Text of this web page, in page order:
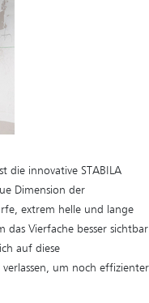
die innovative STABILA
Dimension der
extrem helle und lange
das Vierfache besser sichtbar
auf diese
um noch effizienter